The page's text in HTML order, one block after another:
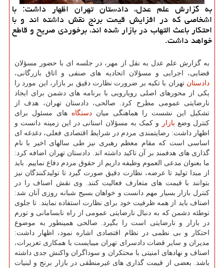
به گزارش علم عدل، دادستان تهران اظهار داشت: با
اشخاصی که در افزایش قیمت برنج نقش داشته اند و با
احتکار باعث التهاب در بازار شده اند، برخوردی صریح و قاطع
خواهد داشت.
به گزارش علم عدل به نقل از مهر، در جلسه ای با حضور مسؤلان
قضایی، اجرایی و مسؤلان اتحادیه های صنفی و اتاق بازرگانی،
دادستان تهران با تکیه بر ضرورت نظارت دقیق بر بازار، این مورد را
یکی از محورهای اصلی رویارویی با برنامه های دشمن برای ایجاد
نارضایتی عمومی مطرح کرد. صالحی، دادستان تهران، هدف از
تشکیل این نشست را هماهنگی میان دستگاه های مسئول برای
کنترل وضع بازار
و کمک به مسؤلان استانی در این زمینه دانست و
اظهار داشت: رضایتمندی مردم در شرایط اقتصادی فعلی، دغدغه ای
اساسی است که مقام معظم رهبری نیز طی سالهای اخیر با نام
گذاری های هدفمند بر آن تاکید داشته اند. دادستان تهران اضافه کرد:
ما بعنوان مدعی العموم وظیفه داریم از حقوق مردم دفاع نماییم. باید
از مبدا تولید تا عرضه، نظارت دقیق صورت گیرد تا تولیدکنندگان نیز
بتوانند با قیمت های متعارف فعالیت کنند. وی نقش اصناف را در
کنترل بازار بسیار مهم دانست و خواهان بسیج شبانه روزی آنان شد:
اصناف باید از همه ظرفیت خود برای نظارت استفاده نمایند. تا جلوی
توطئه دشمن که به دنبال نارضایتی عمومی از راه نابسامانی و تورم
در بازار و نارضایتی است را بگیرد. صالحی همینطور به موضوع
احتکار و بی نظمی در نظام اقتصادی اشاره نمود، اظهار داشت:
مدیران و سایر قضات دادسرای تهران میبایست با همکاری تعزیرات،
اصناف و نهادهای امنیتی با محتکران و سوداگران واکنش جدی داشته
باشد. بعضی از قیمت گذاری های غیرمنطقی در بازار برنج و لبنیات